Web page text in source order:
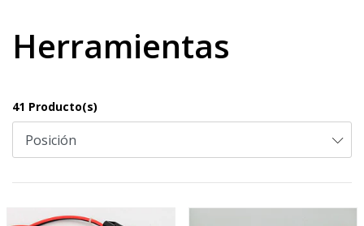
Herramientas
41 Producto(s)